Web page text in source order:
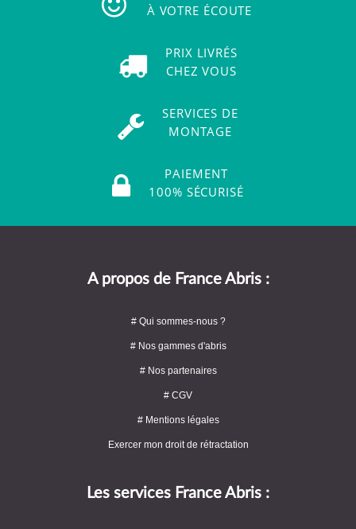
À VOTRE ÉCOUTE
PRIX LIVRÉS
CHEZ VOUS
SERVICES DE
MONTAGE
PAIEMENT
100% SÉCURISÉ
A propos de France Abris :
# Qui sommes-nous ?
# Nos gammes d'abris
# Nos partenaires
# CGV
# Mentions légales
Exercer mon droit de rétractation
Les services France Abris :